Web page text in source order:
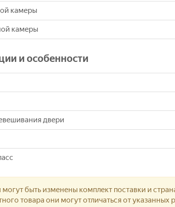
камеры
камеры
и особенности
двери
быть изменены комплект поставки и
товара они могут отличаться от указанных